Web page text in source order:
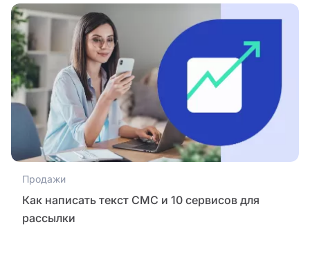
Продажи
Как написать текст СМС и 10 сервисов для
рассылки